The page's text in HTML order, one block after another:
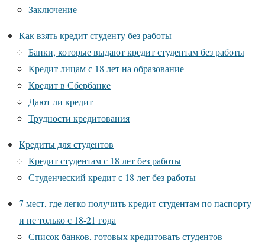
Заключение
Как взять кредит студенту без работы
Банки, которые выдают кредит студентам без работы
Кредит лицам с 18 лет на образование
Кредит в Сбербанке
Дают ли кредит
Трудности кредитования
Кредиты для студентов
Кредит студентам с 18 лет без работы
Студенческий кредит с 18 лет без работы
7 мест, где легко получить кредит студентам по паспорту
и не только с 18-21 года
Список банков, готовых кредитовать студентов